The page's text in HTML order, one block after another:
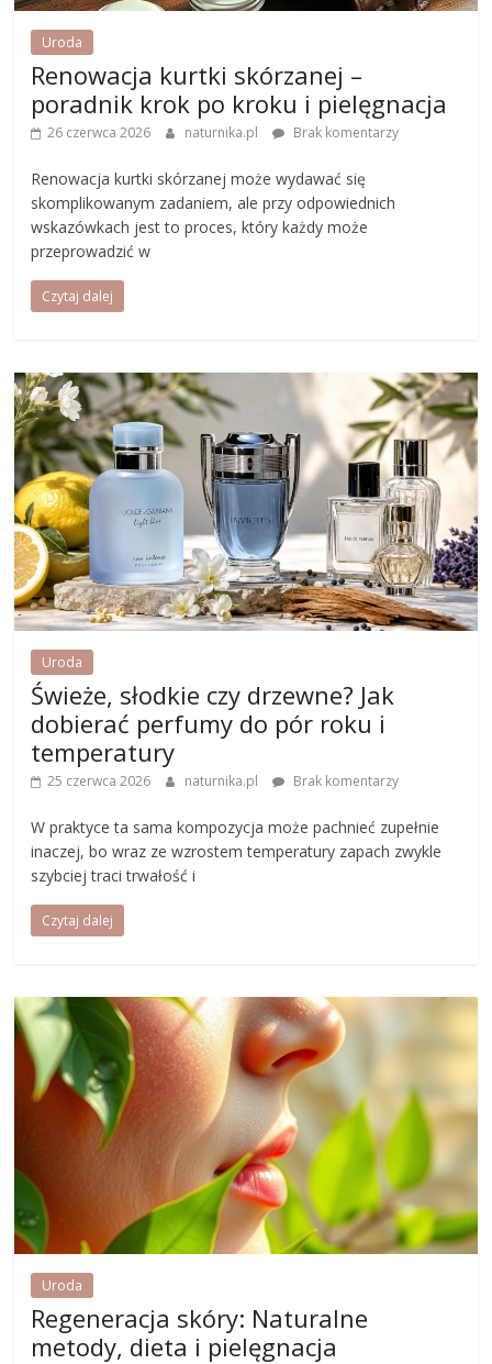
Uroda
Renowacja kurtki skórzanej –
poradnik krok po kroku i pielęgnacja
26 czerwca 2026 naturnika.pl Brak komentarzy
Renowacja kurtki skórzanej może wydawać się
skomplikowanym zadaniem, ale przy odpowiednich
wskazówkach jest to proces, który każdy może
przeprowadzić w
Czytaj dalej
Uroda
Świeże, słodkie czy drzewne? Jak
dobierać perfumy do pór roku i
temperatury
25 czerwca 2026 naturnika.pl Brak komentarzy
W praktyce ta sama kompozycja może pachnieć zupełnie
inaczej, bo wraz ze wzrostem temperatury zapach zwykle
szybciej traci trwałość i
Czytaj dalej
Uroda
Regeneracja skóry: Naturalne
metody, dieta i pielęgnacja